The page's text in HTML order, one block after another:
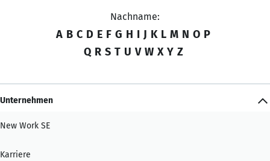
Nachname:
A B C D E F G H I J K L M N O P
Q R S T U V W X Y Z
Unternehmen
New Work SE
Karriere